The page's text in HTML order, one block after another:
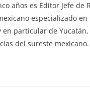
años es Editor Jefe de
especializado
en particular de
del sureste mexicano.